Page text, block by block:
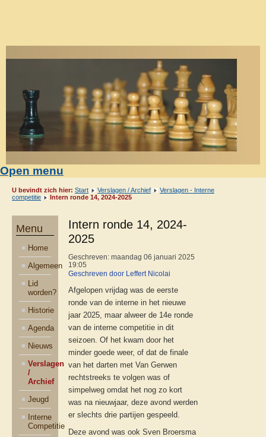
Open menu
U bevindt zich hier: Start Verslagen / Archief
Verslagen - Interne
competitie
Intern ronde 14, 2024-2025
Menu
Home
Algemeen
Lid
worden?
Historie
Agenda
Nieuws
Verslagen
/
Archief
Jeugd
Interne
Competitie
Intern ronde 14, 2024-
2025
Geschreven: maandag 06 januari 2025
19:05
Geschreven door Leffert Nicolai
Afgelopen vrijdag was de eerste
ronde van de interne in het nieuwe
jaar 2025, maar alweer de 14e ronde
van de interne competitie in dit
seizoen. Of het kwam door het
minder goede weer, of dat de finale
van het darten met Van Gerwen
rechtstreeks te volgen was of
simpelweg omdat het nog zo kort
was na nieuwjaar, deze avond werden
er slechts drie partijen gespeeld.
Deze avond was ook Sven Broersma